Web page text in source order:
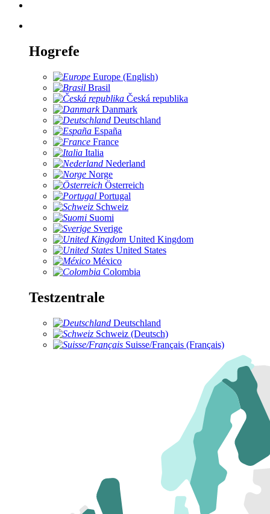
Hogrefe
Europe (English)
Brasil
Česká republika
Danmark
Deutschland
España
France
Italia
Nederland
Norge
Österreich
Portugal
Schweiz
Suomi
Sverige
United Kingdom
United States
México
Colombia
Testzentrale
Deutschland
Schweiz (Deutsch)
Suisse/Français (Français)